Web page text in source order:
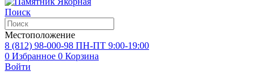
Поиск
Местоположение
8 (812) 98-000-98 ПН-ПТ 9:00-19:00
0 Избранное 0 Корзина
Войти